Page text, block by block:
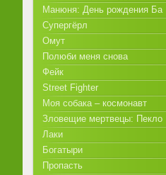
Манюня: День рождения Ба
Супергёрл
Омут
Полюби меня снова
Фейк
Street Fighter
Моя собака – космонавт
Зловещие мертвецы: Пекло
Лаки
Богатыри
Пропасть